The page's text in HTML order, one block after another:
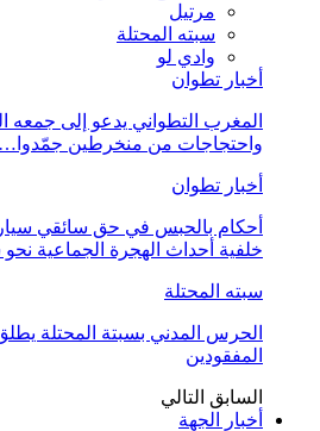
مرتيل
سبته المحتلة
وادي لو
أخبار تطوان
المغرب التطواني يدعو إلى جمعه
واحتجاجات من منخرطين جمّدوا…
أخبار تطوان
أحكام بالحبس في حق سائقي
خلفية أحداث الهجرة الجماعية نحو
سبته المحتلة
الحرس المدني بسبتة المحتلة
المفقودين
السابق التالي
أخبار الجهة